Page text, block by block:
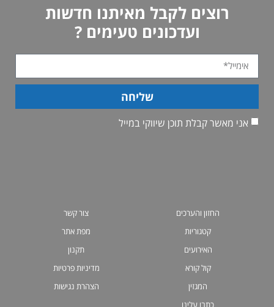
רוצים לקבל מאיתנו חדשות
ועדכונים טעימים ?
אני מאשר קבלת תוכן שיווקי במייל
שליחה
החזון והערכים
קטגוריות
האירועים
קול קורא
המגזין
כתבו עלינו
צור קשר
מפת אתר
תקנון
מדיניות פרטיות
הצהרת נגישות